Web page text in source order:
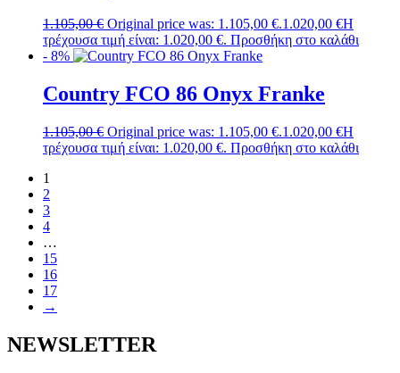
1.105,00€ Original price was: 1.105,00 €.1.020,00 €Η
τρέχουσα τιμή είναι: 1.020,00 €. Προσθήκη στο καλάθι
- 8%
Country FCO 86 Onyx Franke
1.105,00€ Original price was: 1.105,00 €.1.020,00 €Η
τρέχουσα τιμή είναι: 1.020,00 €. Προσθήκη στο καλάθι
1
2
3
4
…
15
16
17
→
NEWSLETTER